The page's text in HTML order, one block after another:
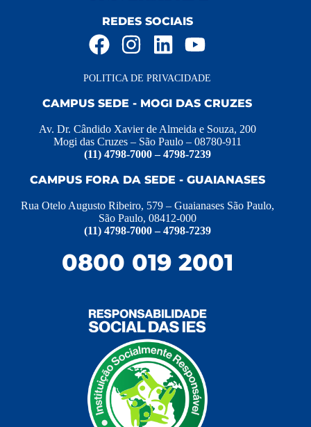
REDES SOCIAIS
POLITICA DE PRIVACIDADE
CAMPUS SEDE - MOGI DAS CRUZES
Av. Dr. Cândido Xavier de Almeida e Souza, 200
Mogi das Cruzes – São Paulo – 08780-911
(11) 4798-7000 – 4798-7239
CAMPUS FORA DA SEDE - GUAIANASES
Rua Otelo Augusto Ribeiro, 579 – Guaianases São Paulo,
São Paulo, 08412-000
(11) 4798-7000 – 4798-7239
0800 019 2001